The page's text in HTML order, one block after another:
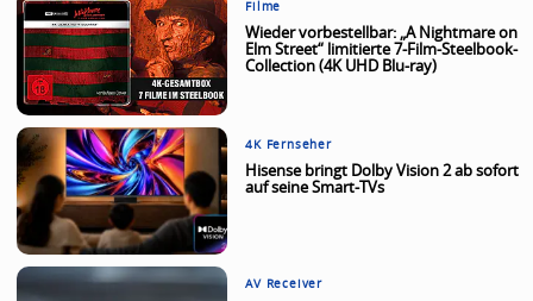
Filme
Wieder vorbestellbar: „A Nightmare on
Elm Street“ limitierte 7-Film-Steelbook-
Collection (4K UHD Blu-ray)
4K Fernseher
Hisense bringt Dolby Vision 2 ab sofort
auf seine Smart-TVs
AV Receiver